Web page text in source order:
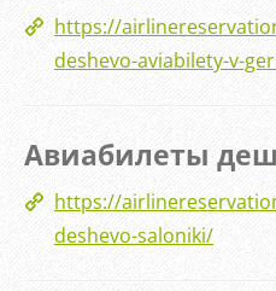
https://
deshevo-aviabilety-v-
Авиабилеты
https://
deshevo-saloniki/